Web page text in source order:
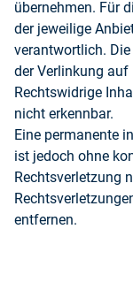
übernehmen. Für
der jeweilige
verantwortlich.
der Verlinkung
Rechtswidrige
nicht erkennbar.
Eine permanente
ist jedoch ohne
Rechtsverletzung
entfernen.